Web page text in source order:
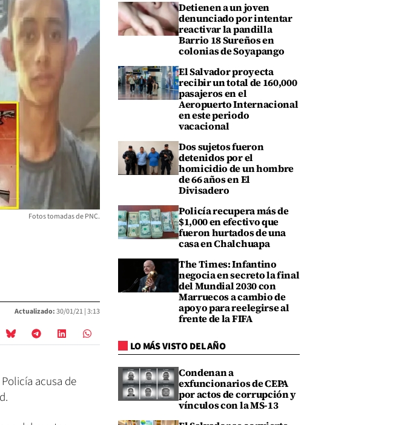
Fotos tomadas de PNC.
Actualizado:30/01/21 |3:13
acusa de
Detienen a un joven
denunciado por intentar
reactivar la pandilla
Barrio 18 Sureños en
colonias de Soyapango
El Salvador proyecta
recibir un total de 160,000
pasajeros en el
Aeropuerto Internacional
en este periodo
vacacional
Dos sujetos fueron
detenidos por el
homicidio de un hombre
de 66 años en El
Divisadero
Policía recupera más de
$1,000 en efectivo que
fueron hurtados de una
casa en Chalchuapa
The Times: Infantino
negocia en secreto la final
del Mundial 2030 con
Marruecos a cambio de
apoyo para reelegirse al
frente de la FIFA
LO MÁS VISTO DEL AÑO
Condenan a
exfuncionarios de CEPA
por actos de corrupción y
vínculos con la MS-13